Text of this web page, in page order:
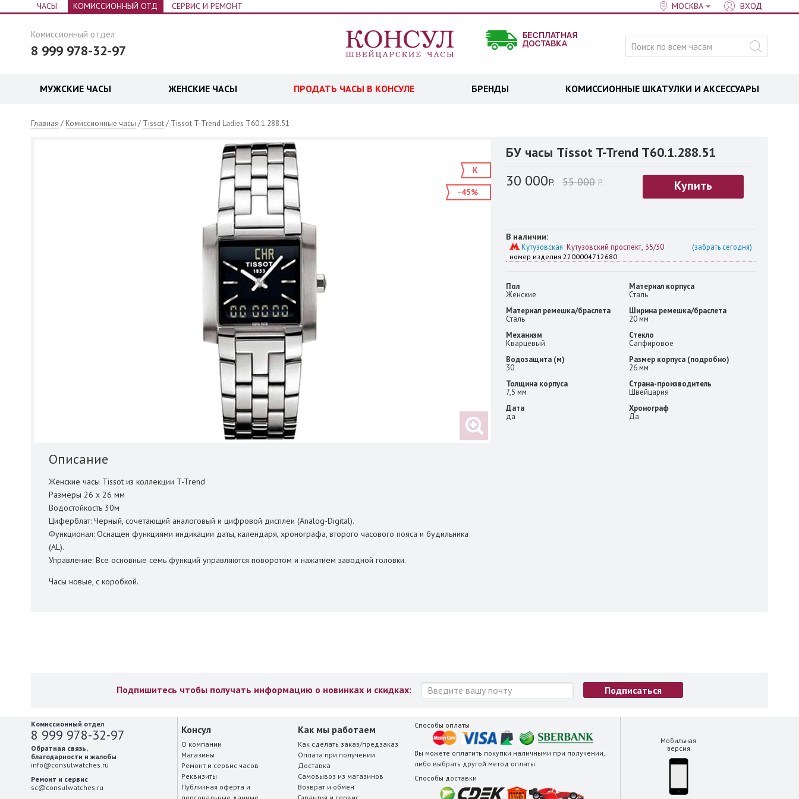
ЧАСЫ КОМИССИОННЫЙ ОТД СЕРВИС И РЕМОНТ МОСКВА ВХОД
Комиссионный отдел
8 999 978-32-97
МУЖСКИЕ ЧАСЫ ЖЕНСКИЕ ЧАСЫ ПРОДАТЬ ЧАСЫ В КОНСУЛЕ БРЕНДЫ КОМИССИОННЫЕ ШКАТУЛКИ И АКСЕССУАРЫ
Главная / Комиссионные часы / Tissot/ Tissot T-Trend Ladies T60.1.288.51
БУ часы Tissot T-Trend T60.1.288.51
30 000P. 55 000 P. Купить
В наличии:
Кутузовская Кутузовский проспект, 35/30
номер изделия 2200004712680
(забрать сегодня)
Пол
Женские
Материал корпуса
Сталь
Материал ремешка/браслета
Сталь
Ширина ремешка/браслета
20 мм
Механизм
Кварцевый
Стекло
Сапфировое
Водозащита (м)
30
Размер корпуса (подробно)
26 мм
Толщина корпуса
7,5 мм
Страна-производитель
Швейцария
Дата
да
Хронограф
Да
К
-45%
Описание
Женские часы Tissot из коллекции T-Trend
Размеры 26 х 26 мм
Водостойкость 30м
Циферблат: Черный, сочетающий аналоговый и цифровой дисплеи (Analog-Digital).
Функционал: Оснащен функциями индикации даты, календаря, хронографа, второго часового пояса и будильника
(AL).
Управление: Все основные семь функций управляются поворотом и нажатием заводной головки.
Часы новые, с коробкой.
Подпишитесь чтобы получать информацию о новинках и скидках:
Комиссионный отдел
8 999 978-32-97
Обратная связь,
благодарности и жалобы
info@consulwatches.ru
Ремонт и сервис
sc@consulwatches.ru
Мобильная
версия
Консул
О компании
Магазины
Ремонт и сервис часов
Реквизиты
Публичная оферта и
Как мы работаем
Как сделать заказ/предзаказ
Оплата при получении
Доставка
Самовывоз из магазинов
Возврат и обмен
Способы оплаты
Вы можете оплатить покупки наличными при получении,
либо выбрать другой метод оплаты.
Способы доставки